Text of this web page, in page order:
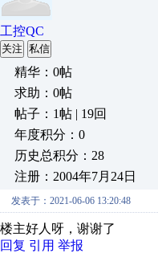
工控QC
关注 私信
精华：0帖
求助：0帖
帖子：1帖 | 19回
年度积分：0
历史总积分：28
注册：2004年7月24日
发表于：2021-06-06 13:20:48
楼主好人呀，谢谢了
回复 引用 举报